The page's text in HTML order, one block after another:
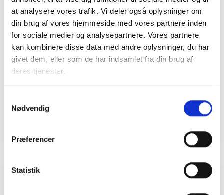
at analysere vores trafik. Vi deler også oplysninger om
din brug af vores hjemmeside med vores partnere inden
for sociale medier og analysepartnere. Vores partnere
kan kombinere disse data med andre oplysninger, du har
givet dem, eller som de har indsamlet fra din brug af
deres tjenester.
Nødvendig
Præferencer
Statistik
Bent Madsen
Adm. direktør
Tlf: 28 88 18 77